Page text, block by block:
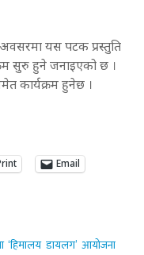
यस पटक प्रस्तुति
सुरु हुने जनाइएको छ ।
कार्यक्रम हुनेछ ।
Email
‘हिमालय डायलग’ आयोजना